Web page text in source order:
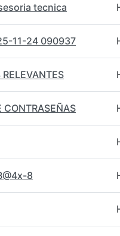
tecnica
11-24 090937
CONTRASEÑAS
8